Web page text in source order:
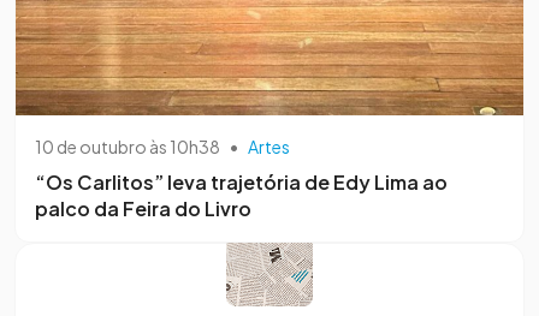
10 de outubro às 10h38 • Artes
“Os Carlitos” leva trajetória de Edy Lima ao
palco da Feira do Livro